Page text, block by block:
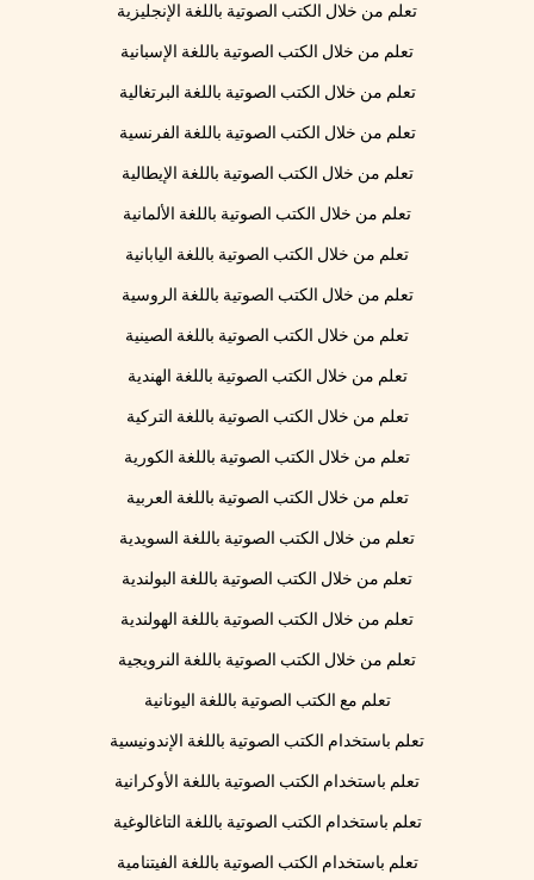
تعلم من خلال الكتب الصوتية باللغة الإنجليزية
تعلم من خلال الكتب الصوتية باللغة الإسبانية
تعلم من خلال الكتب الصوتية باللغة البرتغالية
تعلم من خلال الكتب الصوتية باللغة الفرنسية
تعلم من خلال الكتب الصوتية باللغة الإيطالية
تعلم من خلال الكتب الصوتية باللغة الألمانية
تعلم من خلال الكتب الصوتية باللغة اليابانية
تعلم من خلال الكتب الصوتية باللغة الروسية
تعلم من خلال الكتب الصوتية باللغة الصينية
تعلم من خلال الكتب الصوتية باللغة الهندية
تعلم من خلال الكتب الصوتية باللغة التركية
تعلم من خلال الكتب الصوتية باللغة الكورية
تعلم من خلال الكتب الصوتية باللغة العربية
تعلم من خلال الكتب الصوتية باللغة السويدية
تعلم من خلال الكتب الصوتية باللغة البولندية
تعلم من خلال الكتب الصوتية باللغة الهولندية
تعلم من خلال الكتب الصوتية باللغة النرويجية
تعلم مع الكتب الصوتية باللغة اليونانية
تعلم باستخدام الكتب الصوتية باللغة الإندونيسية
تعلم باستخدام الكتب الصوتية باللغة الأوكرانية
تعلم باستخدام الكتب الصوتية باللغة التاغالوغية
تعلم باستخدام الكتب الصوتية باللغة الفيتنامية